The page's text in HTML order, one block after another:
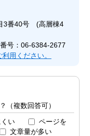
3番40号 (高層棟4
号：06-6384-2677
用ください。
（複数回答可）
い
ページを
文章量が多い